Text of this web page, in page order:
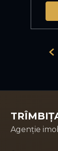
Agenție